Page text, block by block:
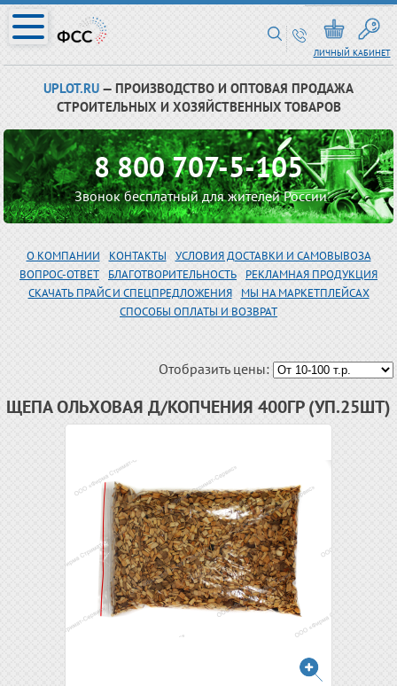
ЛИЧНЫЙ КАБИНЕТ
UPLOT.RU — ПРОИЗВОДСТВО И ОПТОВАЯ ПРОДАЖА
СТРОИТЕЛЬНЫХ И ХОЗЯЙСТВЕННЫХ ТОВАРОВ
8 800 707-5-105
Звонок бесплатный для жителей России
О КОМПАНИИ КОНТАКТЫ
УСЛОВИЯ ДОСТАВКИ И САМОВЫВОЗА
ВОПРОС-ОТВЕТ
БЛАГОТВОРИТЕЛЬНОСТЬ
РЕКЛАМНАЯ ПРОДУКЦИЯ
СКАЧАТЬ ПРАЙС И СПЕЦПРЕДЛОЖЕНИЯ
МЫ НА МАРКЕТПЛЕЙСАХ
СПОСОБЫ ОПЛАТЫ И ВОЗВРАТ
Отобразить цены:
ЩЕПА ОЛЬХОВАЯ Д/КОПЧЕНИЯ 400ГР (УП.25ШТ)